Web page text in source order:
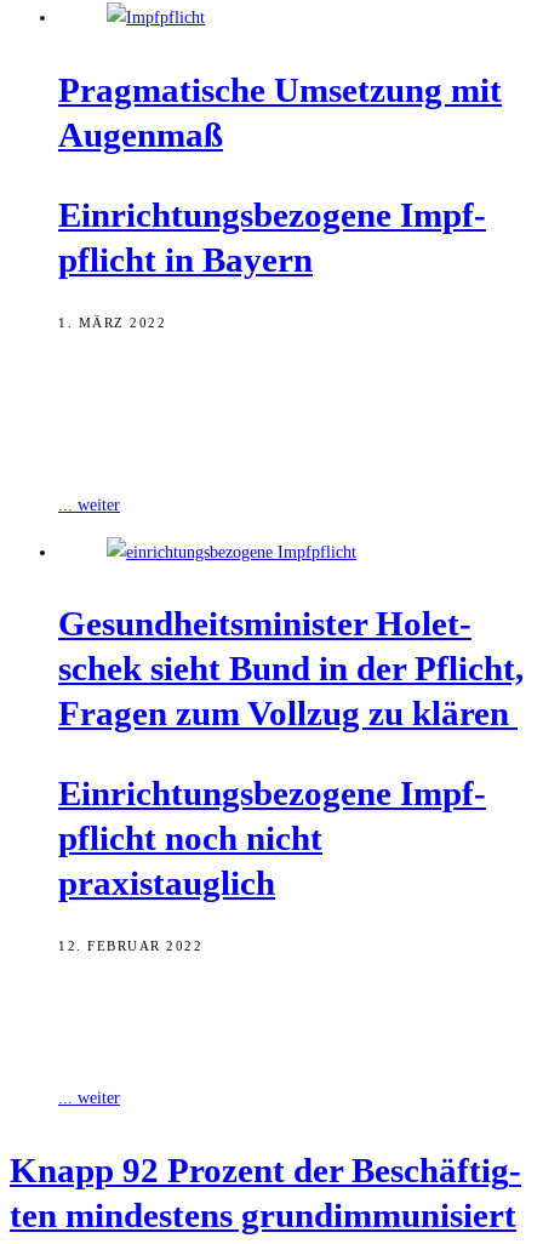
Prag­ma­ti­sche Umset­zung mit
Augenmaß
Ein­rich­tungs­be­zo­ge­ne Impf­
pflicht in Bayern
1. MÄRZ 2022
... weiter
Gesund­heits­mi­nis­ter Holet­
schek sieht Bund in der Pflicht,
Fra­gen zum Voll­zug zu klären
Ein­rich­tungs­be­zo­ge­ne Impf­
pflicht noch nicht
praxistauglich
12. FEBRUAR 2022
... weiter
Knapp 92 Pro­zent der Beschäf­tig­
ten min­des­tens grundimmunisiert